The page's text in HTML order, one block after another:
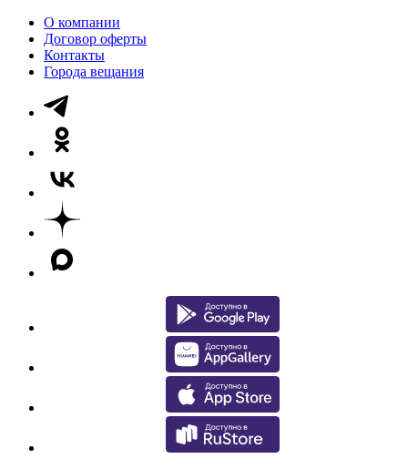
О компании
Договор оферты
Контакты
Города вещания